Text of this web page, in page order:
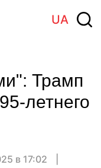
UA
Трамп
летнего
в 17:02